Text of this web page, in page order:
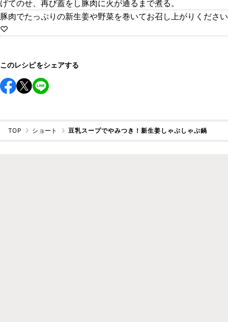
げてのせ、再び蓋をし豚肉に火が通るまで煮る。
豚肉でたっぷりの新生姜や野菜を巻いてお召し上がりください
♡
このレシピをシェアする
TOP ショート 豆乳スープでやみつき！新生姜しゃぶしゃぶ鍋